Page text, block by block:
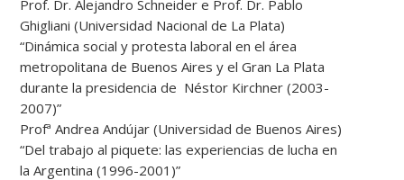
Prof. Dr. Alejandro Schneider e Prof. Dr. Pablo
Ghigliani (Universidad Nacional de La Plata)
“Dinámica social y protesta laboral en el área
metropolitana de Buenos Aires y el Gran La Plata
durante la presidencia de Néstor Kirchner (2003-
2007)”
Profª Andrea Andújar (Universidad de Buenos Aires)
“Del trabajo al piquete: las experiencias de lucha en
la Argentina (1996-2001)”